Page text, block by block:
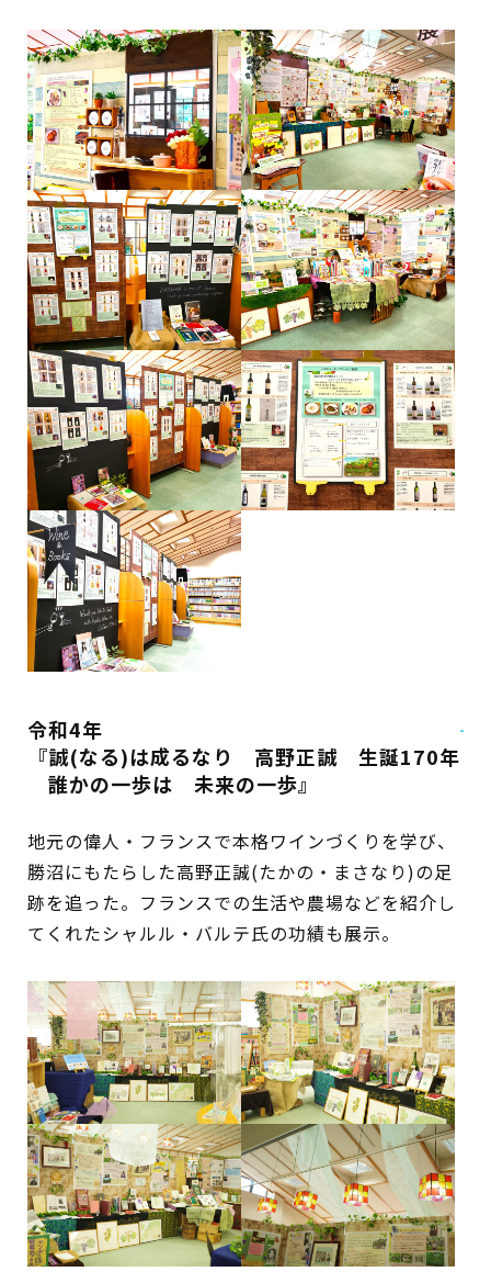
令和4年
『誠(なる)は成るなり 高野正誠 生誕170年
誰かの一歩は 未来の一歩』
地元の偉人・フランスで本格ワインづくりを学び、
勝沼にもたらした高野正誠(たかの・まさなり)の足
跡を追った。フランスでの生活や農場などを紹介し
てくれたシャルル・バルテ氏の功績も展示。